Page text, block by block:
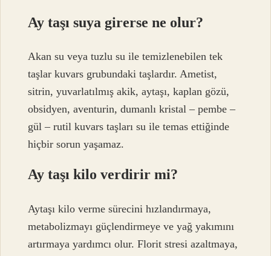
Ay taşı suya girerse ne olur?
Akan su veya tuzlu su ile temizlenebilen tek
taşlar kuvars grubundaki taşlardır. Ametist,
sitrin, yuvarlatılmış akik, aytaşı, kaplan gözü,
obsidyen, aventurin, dumanlı kristal – pembe –
gül – rutil kuvars taşları su ile temas ettiğinde
hiçbir sorun yaşamaz.
Ay taşı kilo verdirir mi?
Aytaşı kilo verme sürecini hızlandırmaya,
metabolizmayı güçlendirmeye ve yağ yakımını
artırmaya yardımcı olur. Florit stresi azaltmaya,